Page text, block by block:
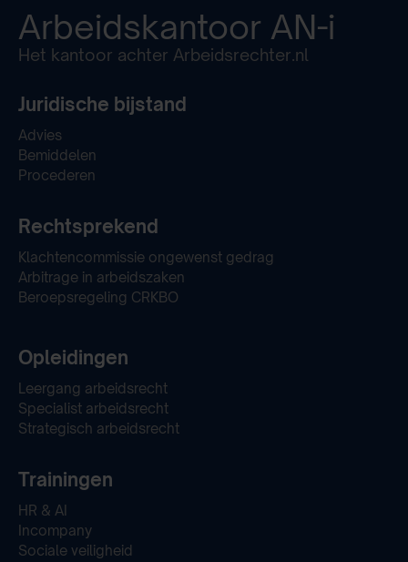
Arbeidskantoor AN-i
Het kantoor achter Arbeidsrechter.nl
Juridische bijstand
Advies
Bemiddelen
Procederen
Rechtsprekend
Klachtencommissie ongewenst gedrag
Arbitrage in arbeidszaken
Beroepsregeling CRKBO
Opleidingen
Leergang arbeidsrecht
Specialist arbeidsrecht
Strategisch arbeidsrecht
Trainingen
HR & AI
Incompany
Sociale veiligheid